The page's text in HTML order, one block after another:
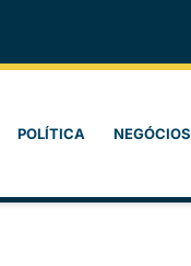
POLÍTICA NEGÓCIOS